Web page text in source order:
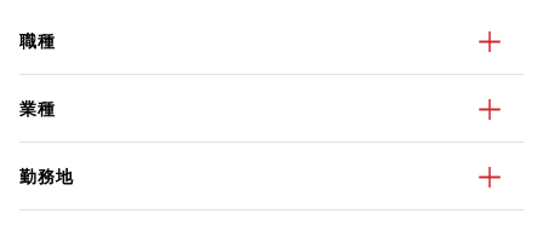
職種
業種
勤務地